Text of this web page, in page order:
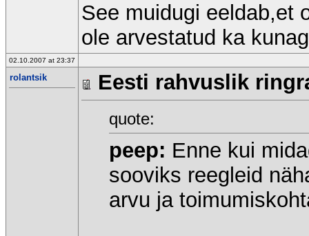
See muidugi eeldab,et
ole arvestatud ka
02.10.2007 at 23:37
rolantsik Eesti rahvuslik
quote:
peep: Enne kui
sooviks reegleid
arvu ja